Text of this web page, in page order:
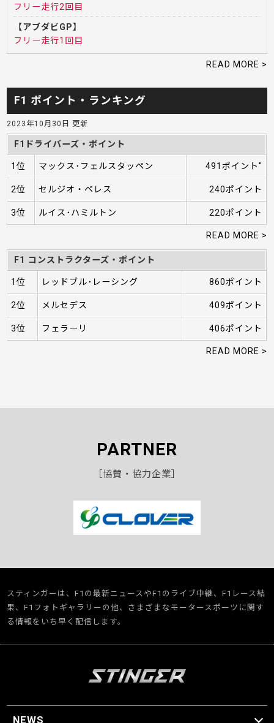
フリー走行2回目
【アブダビGP】
フリー走行1回目
READ MORE >
F1 ポイント・ランキング
2023年10月30日 更新
F1ドライバーズ・ポイント
1位 マックス･フェルスタッペン 491ポイント"
2位 セルジオ・ペレス 240ポイント
3位 ルイス･ハミルトン 220ポイント
READ MORE >
F1 コンストラクターズ・ポイント
1位 レッドブル･レーシング 860ポイント
2位 メルセデス 409ポイント
3位 フェラーリ 406ポイント
READ MORE >
PARTNER
［協賛・協力企業］
スティンガーは、F1の最新ニュースやF1のライブ中継、F1レース結
果、F1フォトギャラリーの他、さまざまなモータースポーツに関す
る情報をいち早く配信します。
NEWS